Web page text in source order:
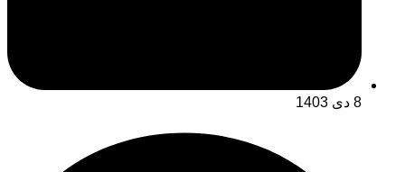
8 دی 1403